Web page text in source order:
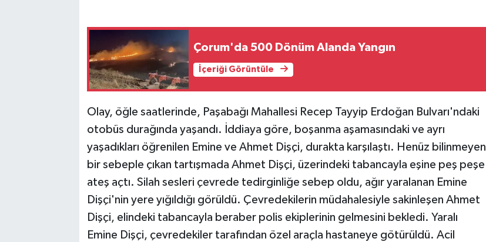
Çorum'da 500 Dönüm Alanda Yangın
İçeriği Görüntüle
Olay, öğle saatlerinde, Paşabağı Mahallesi Recep Tayyip Erdoğan Bulvarı'ndaki
otobüs durağında yaşandı. İddiaya göre, boşanma aşamasındaki ve ayrı
yaşadıkları öğrenilen Emine ve Ahmet Dişçi, durakta karşılaştı. Henüz bilinmeyen
bir sebeple çıkan tartışmada Ahmet Dişçi, üzerindeki tabancayla eşine peş peşe
ateş açtı. Silah sesleri çevrede tedirginliğe sebep oldu, ağır yaralanan Emine
Dişçi'nin yere yığıldığı görüldü. Çevredekilerin müdahalesiyle sakinleşen Ahmet
Dişçi, elindeki tabancayla beraber polis ekiplerinin gelmesini bekledi. Yaralı
Emine Dişçi, çevredekiler tarafından özel araçla hastaneye götürüldü. Acil